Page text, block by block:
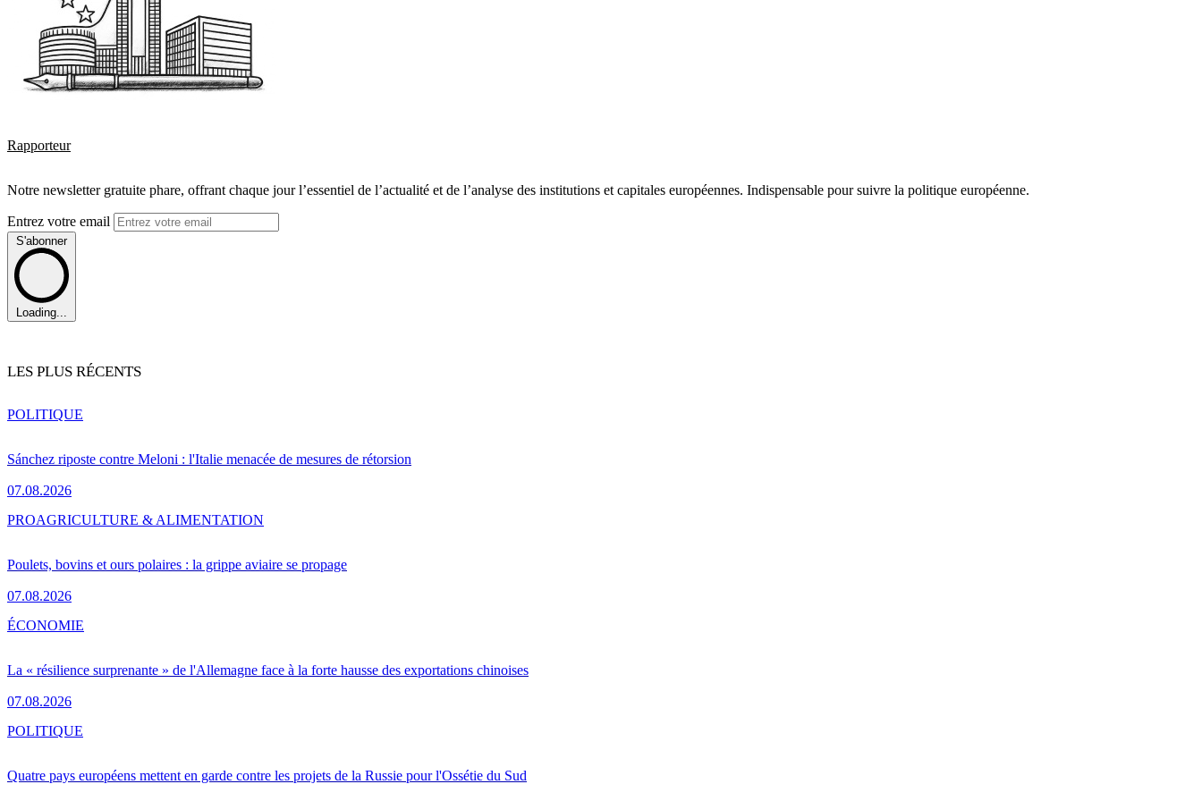
Rapporteur
Notre newsletter gratuite phare, offrant chaque jour l’essentiel de l’actualité et de l’analyse des institutions et capitales européennes. Indispensable pour suivre la politique européenne.
Entrez votre email
S'abonner
Loading...
LES PLUS RÉCENTS
Sánchez riposte contre Meloni : l'Italie menacée de mesures de rétorsion
07.08.2026
POLITIQUE
Poulets, bovins et ours polaires : la grippe aviaire se propage
07.08.2026
PROAGRICULTURE & ALIMENTATION
La « résilience surprenante » de l'Allemagne face à la forte hausse des exportations chinoises
07.08.2026
ÉCONOMIE
Quatre pays européens mettent en garde contre les projets de la Russie pour l'Ossétie du Sud
POLITIQUE